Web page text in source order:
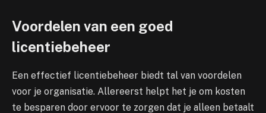
Voordelen van een goed
licentiebeheer
Een effectief licentiebeheer biedt tal van voordelen
voor je organisatie. Allereerst helpt het je om kosten
te besparen door ervoor te zorgen dat je alleen betaalt